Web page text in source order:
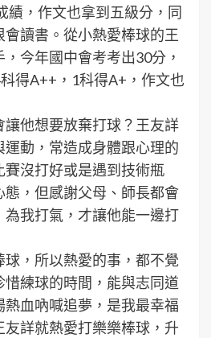
績，作文也拿到五級分，同
讀書。從小熱愛棒球的王
今年國中會考考出30分，
得A++，1科得A+，作文也
讓他想要放棄打球？王友詳
動，常造成身體跟心理的
沒打好或是遇到技術瓶
，但感謝父母、師長都會
我打氣，才讓他能一邊打
，所以熱愛的事，都不覺
練球的時間，能與志同道
血吶喊追夢，是我最幸福
詳就熱愛打樂樂棒球，升